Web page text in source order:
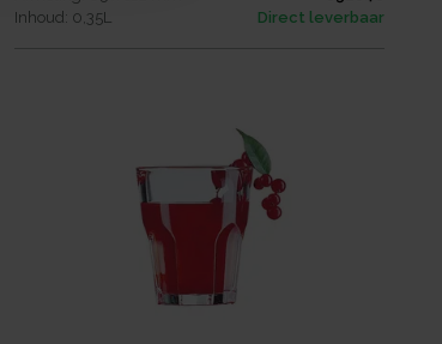
Inhoud: 0,35L
Direct leverbaar